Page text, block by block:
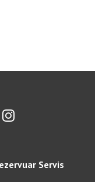
Servis